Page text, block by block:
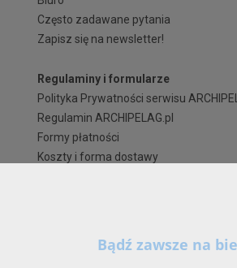
Szanowni
Często zadawane pytania
Zapisz się na newsletter!
Regulaminy i formularze
Polityka Prywatności serwisu
Regulamin ARCHIPELAG.pl
Formy płatności
Koszty i forma dostawy